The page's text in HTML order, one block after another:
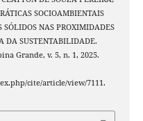
SOCIOAMBIENTAIS
SÓLIDOS NAS PROXIMIDADES
DA SUSTENTABILIDADE.
Grande, v. 5, n. 1, 2025.
cite/article/view/7111.